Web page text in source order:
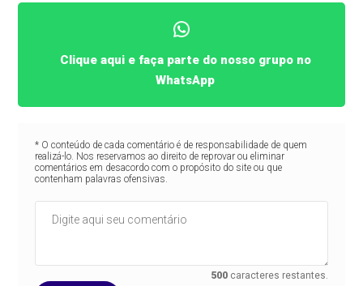
Clique aqui e faça parte do nosso grupo no
WhatsApp
* O conteúdo de cada comentário é de responsabilidade de quem
realizá-lo. Nos reservamos ao direito de reprovar ou eliminar
comentários em desacordo com o propósito do site ou que
contenham palavras ofensivas.
500 caracteres restantes.